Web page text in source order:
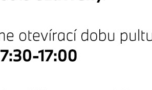
BMW Premium
Výkup vozů